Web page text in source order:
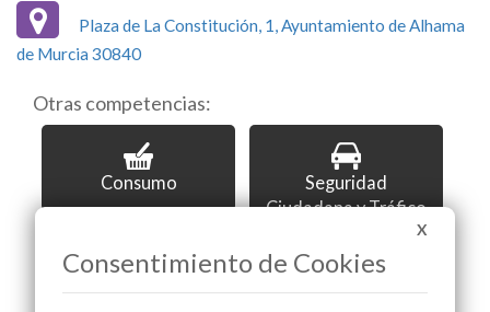
Plaza de La Constitución, 1, Ayuntamiento de Alhama
de Murcia 30840
Otras competencias:
Consumo
Seguridad
Ciudadana y Tráfico
X
Consentimiento de Cookies